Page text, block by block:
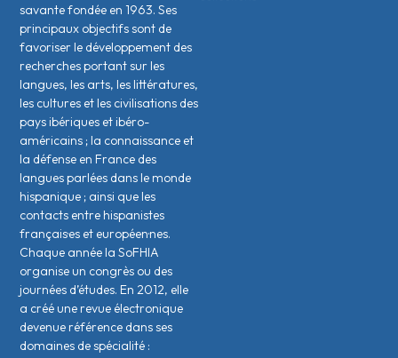
savante fondée en 1963. Ses
principaux objectifs sont de
favoriser le développement des
recherches portant sur les
langues, les arts, les littératures,
les cultures et les civilisations des
pays ibériques et ibéro-
américains ; la connaissance et
la défense en France des
langues parlées dans le monde
hispanique ; ainsi que les
contacts entre hispanistes
français·es et européen·nes.
Chaque année la SoFHIA
organise un congrès ou des
journées d’études. En 2012, elle
a créé une revue électronique
devenue référence dans ses
domaines de spécialité :